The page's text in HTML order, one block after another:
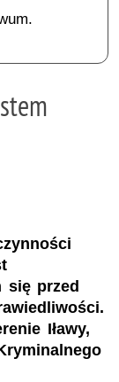
się przed
Iławy,